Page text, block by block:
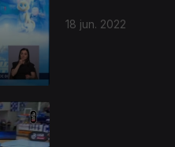
18 jun. 2022